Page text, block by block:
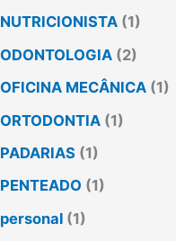
NUTRICIONISTA (1)
ODONTOLOGIA (2)
OFICINA MECÂNICA (1)
ORTODONTIA (1)
PADARIAS (1)
PENTEADO (1)
personal (1)